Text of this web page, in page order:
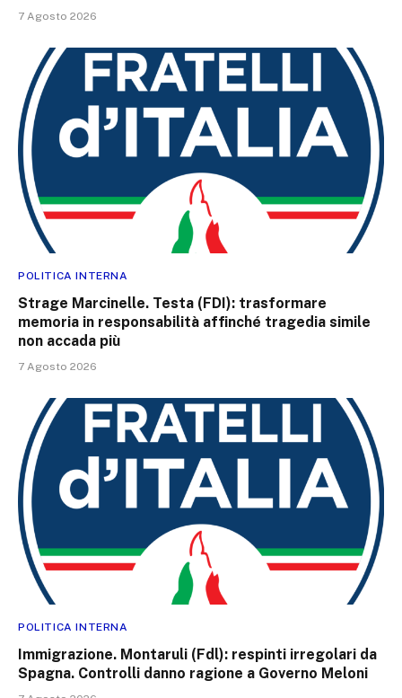
7 Agosto 2026
POLITICA INTERNA
Strage Marcinelle. Testa (FDI): trasformare
memoria in responsabilità affinché tragedia simile
non accada più
7 Agosto 2026
POLITICA INTERNA
Immigrazione. Montaruli (Fdl): respinti irregolari da
Spagna. Controlli danno ragione a Governo Meloni